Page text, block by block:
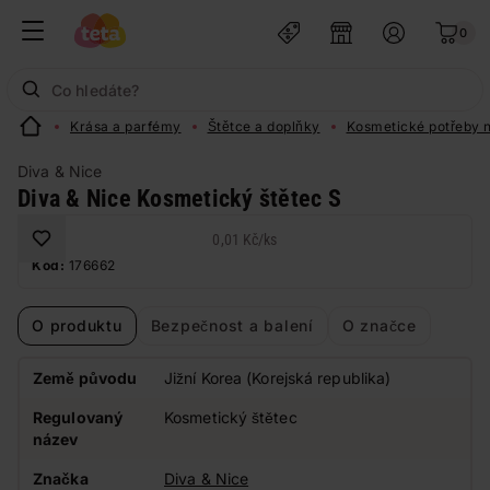
0
Krása a parfémy Štětce a doplňky Kosmetické potřeby
Diva & Nice
Diva & Nice Kosmetický štětec S
0,01 Kč/ks
Kód: 176662
O produktu Bezpečnost a balení O značce
Země původu Jižní Korea (Korejská republika)
Regulovaný
název
Kosmetický štětec
Značka Diva & Nice